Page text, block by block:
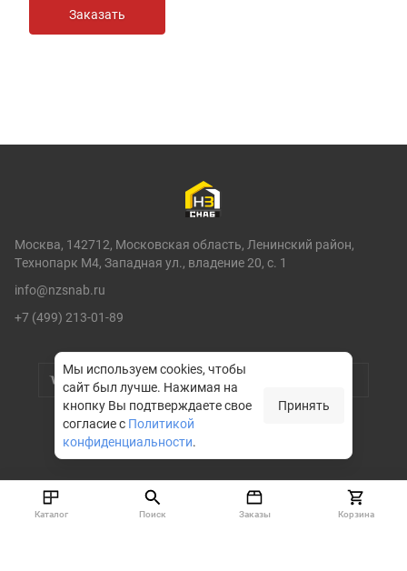
Москва, 142712, Московская область, Ленинский район,
Технопарк М4, Западная ул., владение 20, с. 1
info@nzsnab.ru
+7 (499) 213-01-89
Мы используем cookies, чтобы
сайт был лучше. Нажимая на
кнопку Вы подтверждаете свое
согласие с Политикой
конфиденциальности.
Принять
© НЗСНАБ 2004-2026
Каталог Поиск Заказы Корзина